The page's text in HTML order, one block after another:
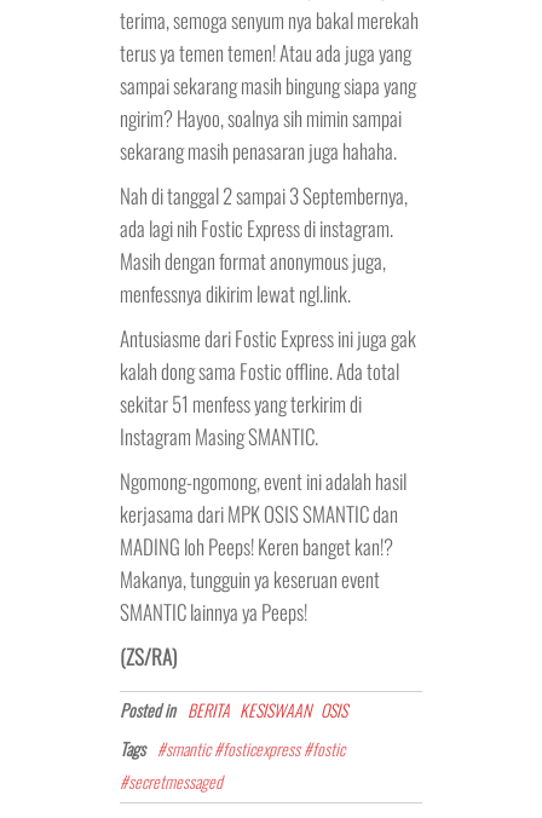
terima, semoga senyum nya bakal merekah
terus ya temen temen! Atau ada juga yang
sampai sekarang masih bingung siapa yang
ngirim? Hayoo, soalnya sih mimin sampai
sekarang masih penasaran juga hahaha.
Nah di tanggal 2 sampai 3 Septembernya,
ada lagi nih Fostic Express di instagram.
Masih dengan format anonymous juga,
menfessnya dikirim lewat ngl.link.
Antusiasme dari Fostic Express ini juga gak
kalah dong sama Fostic offline. Ada total
sekitar 51 menfess yang terkirim di
Instagram Masing SMANTIC.
Ngomong-ngomong, event ini adalah hasil
kerjasama dari MPK OSIS SMANTIC dan
MADING loh Peeps! Keren banget kan!?
Makanya, tungguin ya keseruan event
SMANTIC lainnya ya Peeps!
(ZS/RA)
Posted in BERITA KESISWAAN OSIS
Tags #smantic #fosticexpress #fostic
#secretmessaged